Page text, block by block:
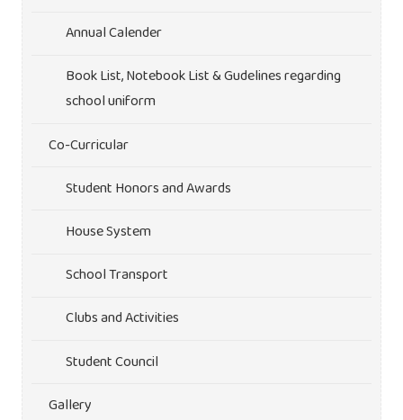
Annual Calender
Book List, Notebook List & Gudelines regarding
school uniform
Co-Curricular
Student Honors and Awards
House System
School Transport
Clubs and Activities
Student Council
Gallery